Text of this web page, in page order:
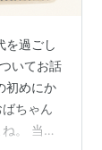
を過ごし
いてお話
初めにか
ちゃん
。 当時